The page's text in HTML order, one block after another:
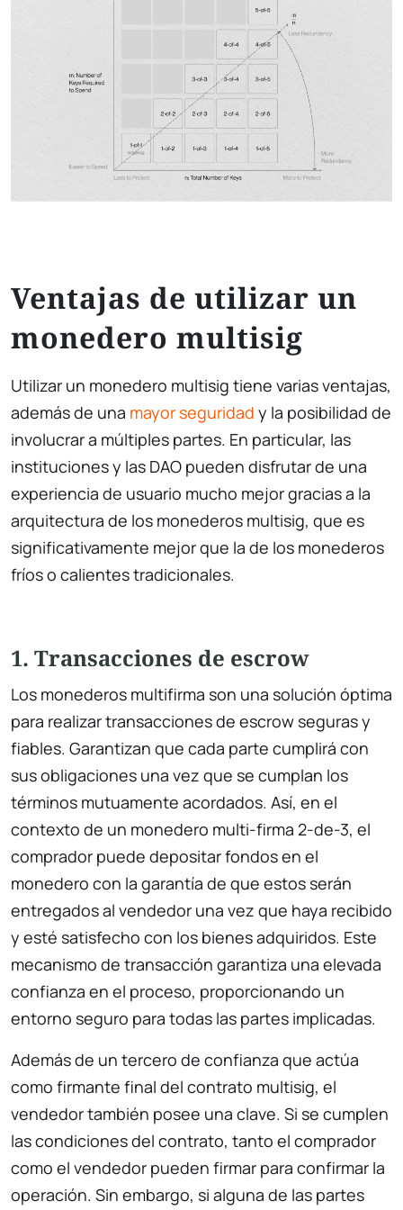
Ventajas de utilizar un
monedero multisig
Utilizar un monedero multisig tiene varias ventajas,
además de una mayor seguridad y la posibilidad de
involucrar a múltiples partes. En particular, las
instituciones y las DAO pueden disfrutar de una
experiencia de usuario mucho mejor gracias a la
arquitectura de los monederos multisig, que es
significativamente mejor que la de los monederos
fríos o calientes tradicionales.
1. Transacciones de escrow
Los monederos multifirma son una solución óptima
para realizar transacciones de escrow seguras y
fiables. Garantizan que cada parte cumplirá con
sus obligaciones una vez que se cumplan los
términos mutuamente acordados. Así, en el
contexto de un monedero multi-firma 2-de-3, el
comprador puede depositar fondos en el
monedero con la garantía de que estos serán
entregados al vendedor una vez que haya recibido
y esté satisfecho con los bienes adquiridos. Este
mecanismo de transacción garantiza una elevada
confianza en el proceso, proporcionando un
entorno seguro para todas las partes implicadas.
Además de un tercero de confianza que actúa
como firmante final del contrato multisig, el
vendedor también posee una clave. Si se cumplen
las condiciones del contrato, tanto el comprador
como el vendedor pueden firmar para confirmar la
operación. Sin embargo, si alguna de las partes